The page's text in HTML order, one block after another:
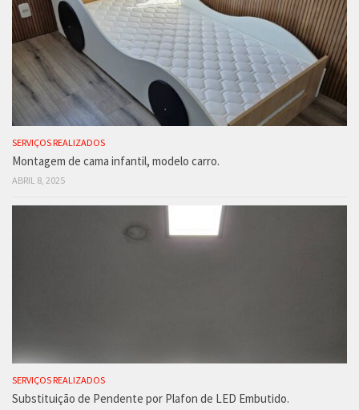
SERVIÇOS REALIZADOS
Montagem de cama infantil, modelo carro.
ABRIL 8, 2025
SERVIÇOS REALIZADOS
Substituição de Pendente por Plafon de LED Embutido.